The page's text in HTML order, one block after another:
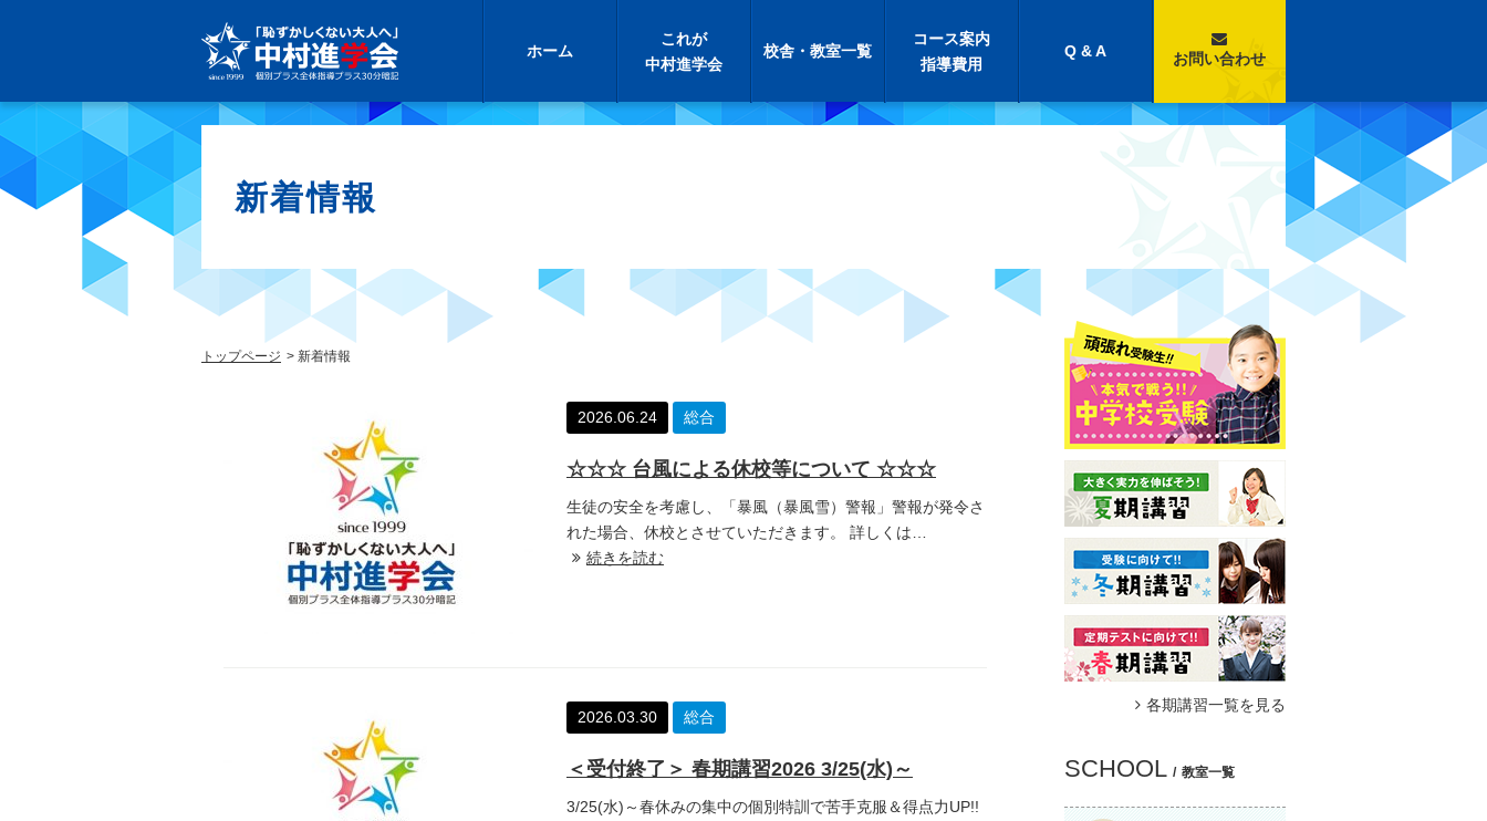
新着情報
ホーム
これが
中村進学会
校舎・教室一覧
コース案内
指導費用
Q & A お問い合わせ
トップページ 新着情報
2026.06.24 総合
☆☆☆ 台風による休校等について ☆☆☆
生徒の安全を考慮し、「暴風（暴風雪）警報」警報が発令さ
れた場合、休校とさせていただきます。 詳しくは…
続きを読む
2026.03.30 総合
＜受付終了＞ 春期講習2026 3/25(水)～
3/25(水)～春休みの集中の個別特訓で苦手克服＆得点力UP!!
各期講習一覧を見る
SCHOOL 教室一覧